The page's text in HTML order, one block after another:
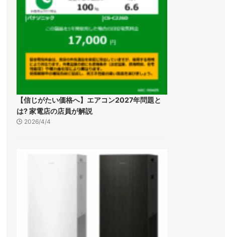
【信じがたい価格へ】エアコン2027年問題と
は? 家電店の店員が解説
2026/4/4